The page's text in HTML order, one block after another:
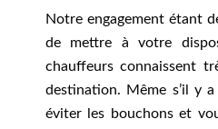
Notre engagement étant
de mettre à votre
chauffeurs connaissent
destination. Même s’il y
éviter les bouchons et